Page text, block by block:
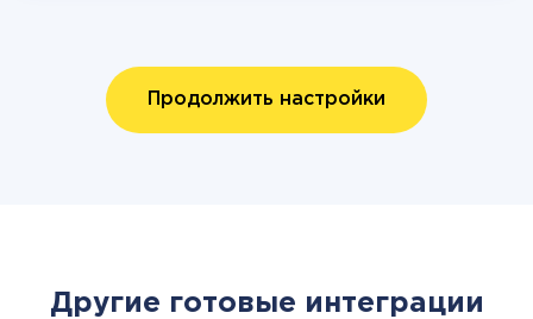
Продолжить настройки
Другие готовые интеграции